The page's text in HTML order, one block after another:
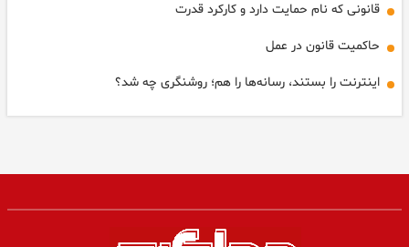
قانونی که نام حمایت دارد و کارکرد قدرت ‌
حاکمیت قانون در عمل
اینترنت را بستند، رسانه‌ها را هم؛ روشنگری چه شد؟